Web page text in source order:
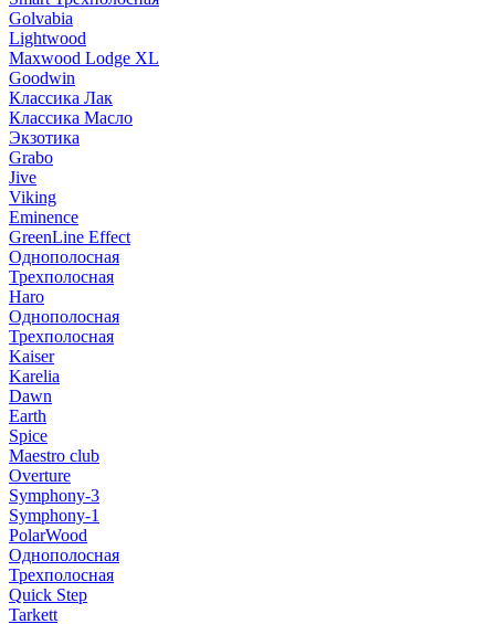
Golvabia
Lightwood
Maxwood Lodge XL
Goodwin
Классика Лак
Классика Масло
Экзотика
Grabo
Jive
Viking
Eminence
GreenLine Effect
Однополосная
Трехполосная
Haro
Однополосная
Трехполосная
Kaiser
Karelia
Dawn
Earth
Spice
Maestro club
Overture
Symphony-3
Symphony-1
PolarWood
Однополосная
Трехполосная
Quick Step
Tarkett